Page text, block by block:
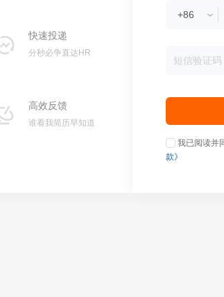
快速投递
分秒必争直达HR
高效反馈
谁看我简历早知道
我已阅读并
款》